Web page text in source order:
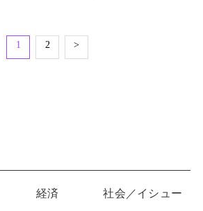
1 2 >
経済 社会／イシュー